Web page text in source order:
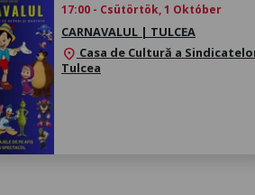
17:00 - Csütörtök, 1 Október
CARNAVALUL | TULCEA
location_on Casa de Cultură a
Tulcea